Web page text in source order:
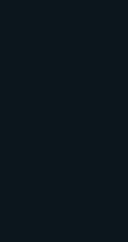
zu prüfen ist,
des Einzelfalles.
können zusätzliche
an den Stellen, an denen
erfahrungsgemäß mit
(OLG Karlsruhe VkBI.
der
und die Beseitigung
a.a.O., Rn. 20). Dem
obliegt es
Gewässer frei von
nicht täglich oder
unterstehende
schwimmende
Verpflichtung mit
könnte (Senat, VersR
nicht darauf